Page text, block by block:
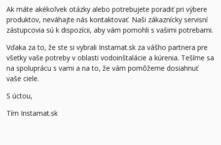
Ak máte akékoľvek otázky alebo potrebujete poradiť pri výbere
produktov, neváhajte nás kontaktovať. Naši zákaznícky servisní
zástupcovia sú k dispozícii, aby vám pomohli s vašimi potrebami.
Vďaka za to, že ste si vybrali Instamat.sk za vášho partnera pre
všetky vaše potreby v oblasti vodoinštalácie a kúrenia. Tešíme sa
na spoluprácu s vami a na to, že vám pomôžeme dosiahnuť
vaše ciele.
S úctou,
Tím Instamat.sk